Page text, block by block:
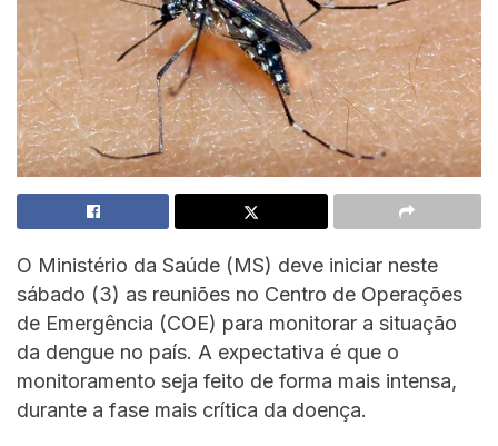
O Ministério da Saúde (MS) deve iniciar neste
sábado (3) as reuniões no Centro de Operações
de Emergência (COE) para monitorar a situação
da dengue no país. A expectativa é que o
monitoramento seja feito de forma mais intensa,
durante a fase mais crítica da doença.